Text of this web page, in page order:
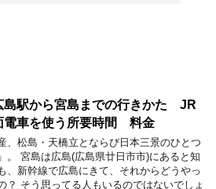
島駅から宮島までの行きかた JR
電車を使う所要時間 料金
、松島・天橋立とならび日本三景のひとつ
。 宮島は広島(広島県廿日市市)にあると知
、新幹線で広島にきて、それからどうやっ
？ そう思ってる人もいるのではないでしょ